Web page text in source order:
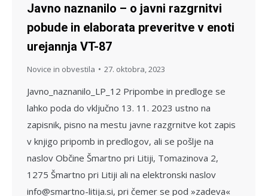
Javno naznanilo – o javni razgrnitvi
pobude in elaborata preveritve v enoti
urejannja VT-87
Novice in obvestila 27. oktobra, 2023
Javno_naznanilo_LP_12 Pripombe in predloge se
lahko poda do vključno 13. 11. 2023 ustno na
zapisnik, pisno na mestu javne razgrnitve kot zapis
v knjigo pripomb in predlogov, ali se pošlje na
naslov Občine Šmartno pri Litiji, Tomazinova 2,
1275 Šmartno pri Litiji ali na elektronski naslov
info@smartno-litija.si, pri čemer se pod »zadeva«